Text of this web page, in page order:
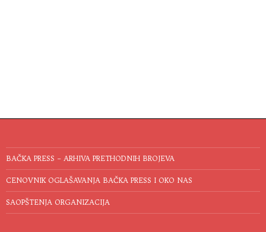
BAČKA PRESS – ARHIVA PRETHODNIH BROJEVA
CENOVNIK OGLAŠAVANJA BAČKA PRESS I OKO NAS
SAOPŠTENJA ORGANIZACIJA